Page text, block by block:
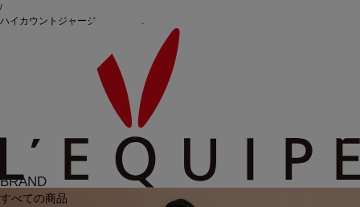
BRAND
すべての商品
/
ハイカウントジャージワンピース